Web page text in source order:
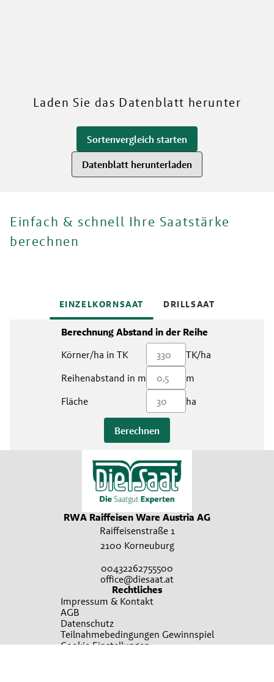
Mehr über unsere Sorten
Laden Sie das Datenblatt herunter
Sortenvergleich starten
Datenblatt herunterladen
Einfach & schnell Ihre Saatstärke
berechnen
EINZELKORNSAAT DRILLSAAT
Berechnung Abstand in der Reihe
Körner/ha in TK
TK/ha
Reihenabstand in m
m
Fläche
ha
Berechnen
RWA Raiffeisen Ware Austria AG
Raiffeisenstraße 1
2100 Korneuburg
00432262755500
office@diesaat.at
Rechtliches
Impressum & Kontakt
AGB
Datenschutz
Teilnahmebedingungen Gewinnspiel
Cookie Einstellungen